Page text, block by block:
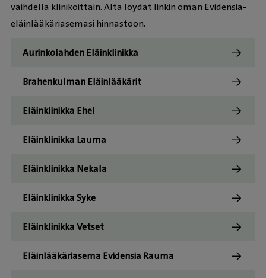
vaihdella klinikoittain. Alta löydät linkin oman Evidensia-
eläinlääkäriasemasi hinnastoon.
Aurinkolahden Eläinklinikka
Brahenkulman Eläinlääkärit
Eläinklinikka Ehel
Eläinklinikka Lauma
Eläinklinikka Nekala
Eläinklinikka Syke
Eläinklinikka Vetset
Eläinlääkäriasema Evidensia Rauma